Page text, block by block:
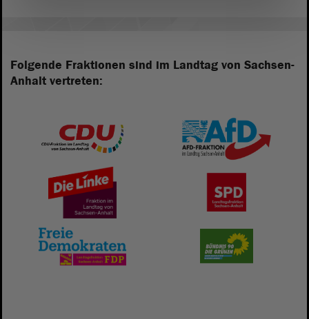
Folgende Fraktionen sind im Landtag von Sachsen-
Anhalt vertreten: